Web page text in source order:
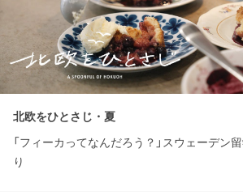
北欧をひとさじ・夏
「フィーカってなんだろう？」スウェーデン
り